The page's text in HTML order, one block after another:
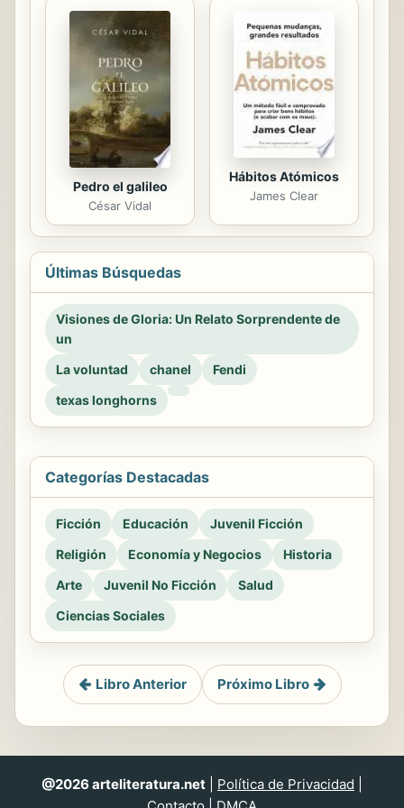
Pedro el galileo
César Vidal
Hábitos Atómicos
James Clear
Últimas Búsquedas
Visiones de Gloria: Un Relato Sorprendente de
un
La voluntad
chanel
Fendi
texas longhorns
Categorías Destacadas
Ficción Educación
Juvenil Ficción
Religión
Economía y Negocios
Historia
Arte
Juvenil No Ficción
Salud
Ciencias Sociales
Libro Anterior Próximo Libro
@2026 arteliteratura.net Política de Privacidad